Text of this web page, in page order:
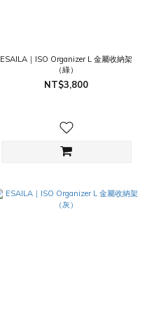
ESAILA｜ISO Organizer L 金屬收納架
（綠）
NT$3,800